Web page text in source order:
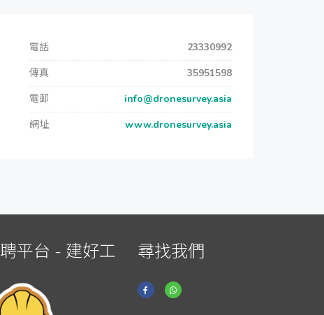
電話
23330992
傳真
35951598
電郵
info@dronesurvey.asia
網址
www.dronesurvey.asia
平台 - 建好工 尋找我們